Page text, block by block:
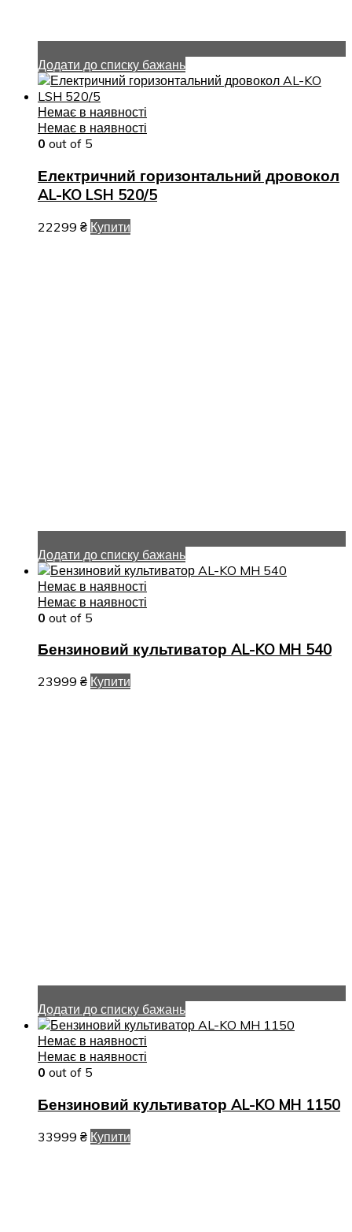
Додати до списку бажань
Немає в наявності
Немає в наявності
0 out of 5
Електричний горизонтальний дровокол
AL-KO LSH 520/5
22299 ₴ Купити
Додати до списку бажань
Немає в наявності
Немає в наявності
0 out of 5
Бензиновий культиватор AL-KO MH 540
23999 ₴ Купити
Додати до списку бажань
Немає в наявності
Немає в наявності
0 out of 5
Бензиновий культиватор AL-KO MH 1150
33999 ₴ Купити